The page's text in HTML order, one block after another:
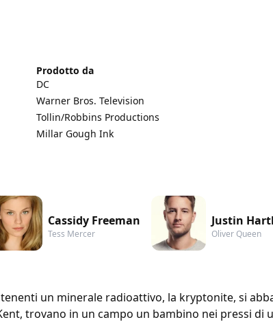
Prodotto da
DC
Warner Bros. Television
Tollin/Robbins Productions
Millar Gough Ink
Cassidy Freeman
Tess Mercer
Justin
Oliver Queen
un minerale radioattivo, la kryptonite, si
trovano in un campo un bambino nei pressi di